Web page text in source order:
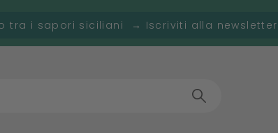
tra i sapori siciliani → Iscriviti alla newsletter